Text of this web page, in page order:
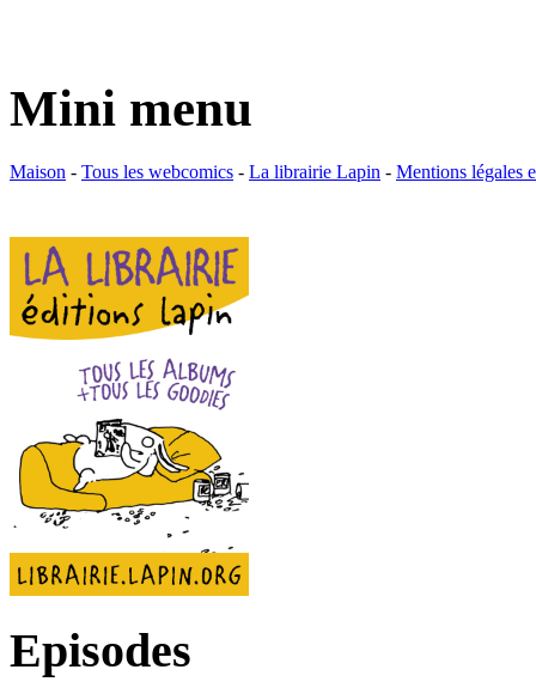
Mini menu
Maison - Tous les webcomics - La librairie Lapin - Mentions légales
Episodes